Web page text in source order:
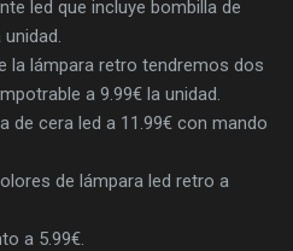
led que incluye bombilla de
la lámpara retro tendremos dos
a 9.99€ la unidad.
de cera led a 11.99€ con mando
de lámpara led retro a
a 5.99€.